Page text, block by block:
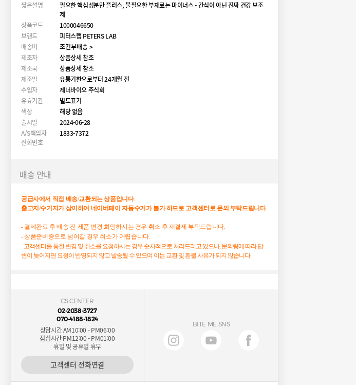
짧은설명
필요한 핵심성분만 플러스, 불필요한 부재료는 마이너스 - 간식이 아닌 진짜 건강 보조
제
상품코드
1000046650
브랜드
피터스랩 PETERS LAB
배송비
조건부배송 >
제조자
상품상세 참조
제조국
상품상세 참조
제조일
유통기한으로부터 24개월 전
수입자
제너바이오 주식회
유효기간
별도표기
색상
해당 없음
출시일
2024-06-28
A/S책임자
전화번호
1833-7372
배송 안내
공급사에서 직접 배송/교환되는상품입니다.
출고지 /수거지가 상이하여 네이버페이 자동수거가 불가하므로고객센터로문의 부탁드립니다.
- 결제완료 후 배송 전 제품 변경 희망하시는 경우 취소 후 재결제 부탁드립니다.
- 상품준비중으로 넘어갈 경우 취소가 어렵습니다.
- 고객센터를 통한 변경 및 취소를 요청하시는 경우 순차적으로 처리드리고 있으나, 문의량에 따라 답
변이 늦어지면 요청이 반영되지 않고 발송될 수 있으며 이는 교환 및 환불 사유가 되지 않습니다.
CS CENTER
02-2038-3727
070-4188-1824
상담시간 AM10:00 - PM06:00
점심시간 PM12:00 - PM01:00
휴일 및 공휴일 휴무
고객센터 전화연결
BITE ME SNS